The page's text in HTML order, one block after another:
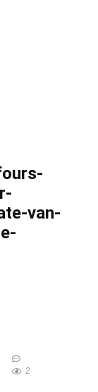
van-
2